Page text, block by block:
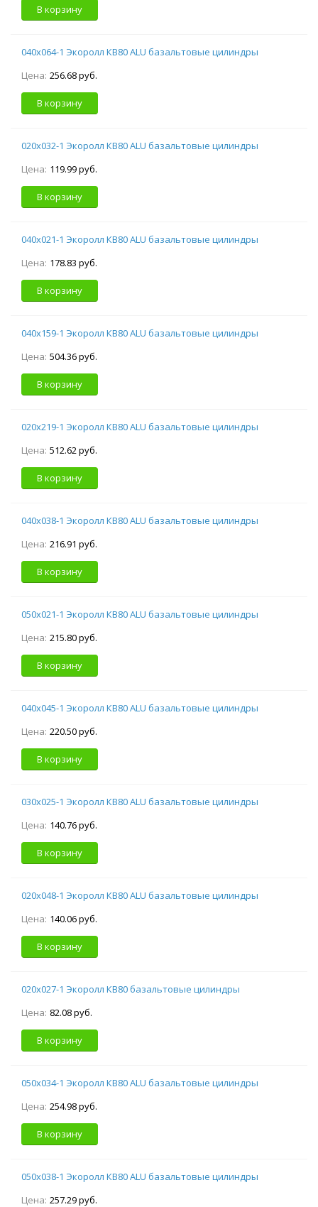
В корзину
040х064-1 Экоролл КВ80 ALU базальтовые цилиндры
Цена: 256.68 руб.
В корзину
020х032-1 Экоролл КВ80 ALU базальтовые цилиндры
Цена: 119.99 руб.
В корзину
040х021-1 Экоролл КВ80 ALU базальтовые цилиндры
Цена: 178.83 руб.
В корзину
040х159-1 Экоролл КВ80 ALU базальтовые цилиндры
Цена: 504.36 руб.
В корзину
020х219-1 Экоролл КВ80 ALU базальтовые цилиндры
Цена: 512.62 руб.
В корзину
040х038-1 Экоролл КВ80 ALU базальтовые цилиндры
Цена: 216.91 руб.
В корзину
050х021-1 Экоролл КВ80 ALU базальтовые цилиндры
Цена: 215.80 руб.
В корзину
040х045-1 Экоролл КВ80 ALU базальтовые цилиндры
Цена: 220.50 руб.
В корзину
030х025-1 Экоролл КВ80 ALU базальтовые цилиндры
Цена: 140.76 руб.
В корзину
020х048-1 Экоролл КВ80 ALU базальтовые цилиндры
Цена: 140.06 руб.
В корзину
020х027-1 Экоролл КВ80 базальтовые цилиндры
Цена: 82.08 руб.
В корзину
050х034-1 Экоролл КВ80 ALU базальтовые цилиндры
Цена: 254.98 руб.
В корзину
050х038-1 Экоролл КВ80 ALU базальтовые цилиндры
Цена: 257.29 руб.